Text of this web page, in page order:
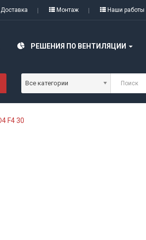
Доставка Монтаж Наши работы
РЕШЕНИЯ ПО ВЕНТИЛЯЦИИ
Все категории
F4 30